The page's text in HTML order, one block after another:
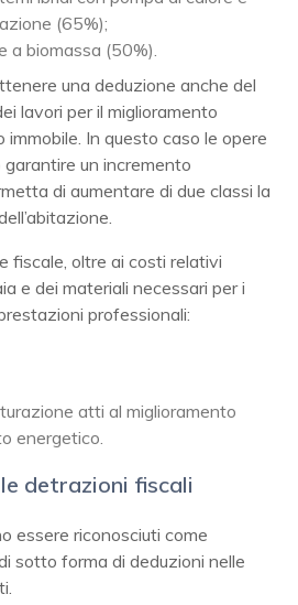
(65%);
a biomassa (50%).
una deduzione anche del
lavori per il miglioramento
In questo caso le opere
un incremento
di aumentare di due classi la
fiscale, oltre ai costi relativi
e dei materiali necessari per i
professionali:
atti al miglioramento
energetico.
detrazioni fiscali
essere riconosciuti come
sotto forma di deduzioni nelle